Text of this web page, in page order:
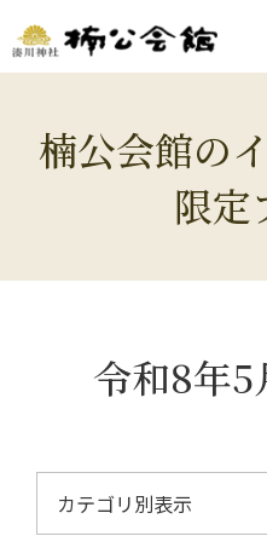
楠公会館の
限定
令和8年5